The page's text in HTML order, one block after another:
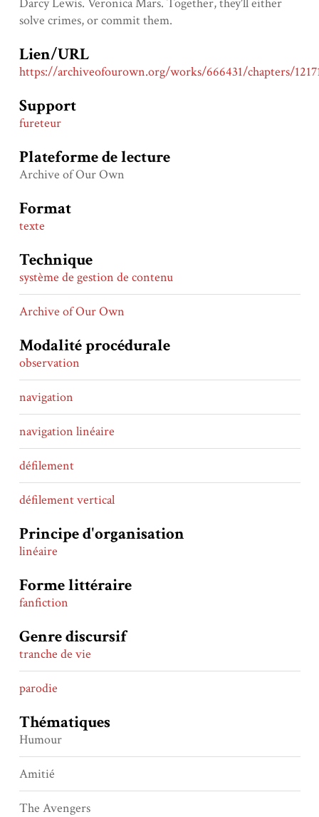
solve crimes, or commit them.
Lien/URL
https://archiveofourown.org/works/666431/chapters/
Support
fureteur
Plateforme de lecture
Archive of Our Own
Format
texte
Technique
système de gestion de contenu
Archive of Our Own
Modalité procédurale
observation
navigation
navigation linéaire
défilement
défilement vertical
Principe d'organisation
linéaire
Forme littéraire
fanfiction
Genre discursif
tranche de vie
parodie
Thématiques
Humour
Amitié
The Avengers